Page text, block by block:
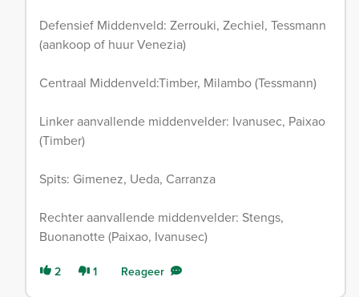
Defensief Middenveld: Zerrouki, Zechiel, Tessmann
(aankoop of huur Venezia)
Centraal Middenveld:Timber, Milambo (Tessmann)
Linker aanvallende middenvelder: Ivanusec, Paixao
(Timber)
Spits: Gimenez, Ueda, Carranza
Rechter aanvallende middenvelder: Stengs,
Buonanotte (Paixao, Ivanusec)
2 1 Reageer